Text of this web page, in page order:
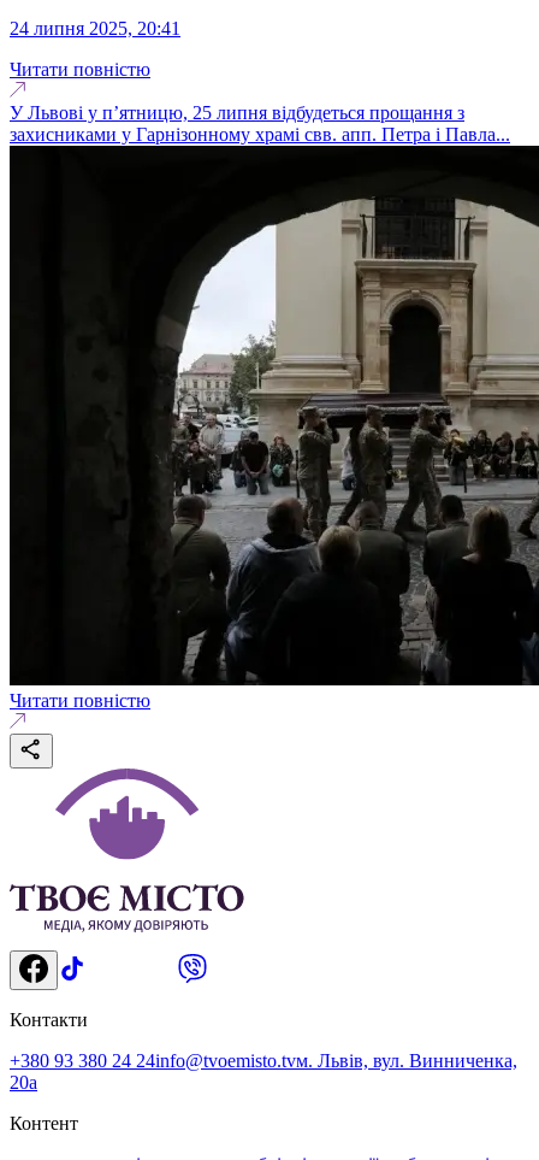
24 липня 2025, 20:41
Читати повністю
У Львові у п’ятницю, 25 липня відбудеться прощання з
захисниками у Гарнізонному храмі свв. апп. Петра і Павла...
Читати повністю
Контакти
+380 93 380 24 24info@tvoemisto.tvм. Львів, вул. Винниченка,
20а
Контент